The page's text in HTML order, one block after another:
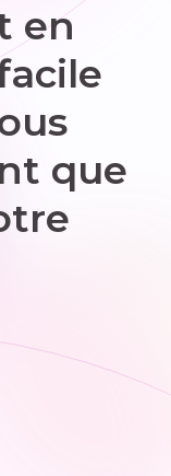
en
que